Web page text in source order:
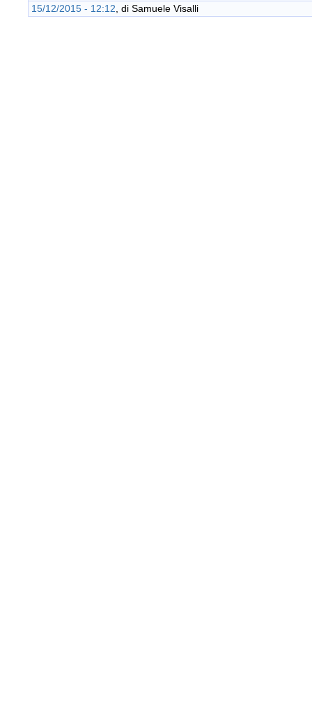
15/12/2015 - 12:12 , di Samuele Visalli